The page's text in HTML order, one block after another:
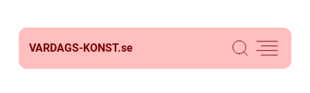
VARDAGS-KONST.se